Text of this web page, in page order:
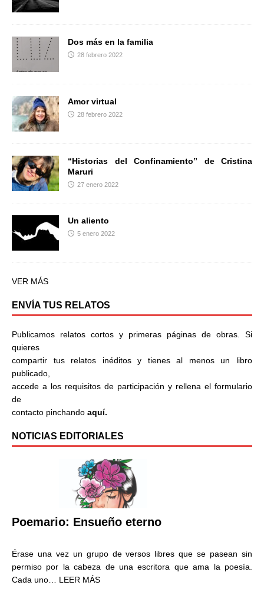
Dos más en la familia
28 febrero 2022
Amor virtual
28 febrero 2022
“Historias del Confinamiento” de Cristina
Maruri
27 enero 2022
Un aliento
5 enero 2022
VER MÁS
ENVÍA TUS RELATOS
Publicamos relatos cortos y primeras páginas de obras. Si
quieres
compartir tus relatos inéditos y tienes al menos un libro
publicado,
accede a los requisitos de participación y rellena el formulario
de
contacto pinchando aquí.
NOTICIAS EDITORIALES
Poemario: Ensueño eterno
Érase una vez un grupo de versos libres que se pasean sin
permiso por la cabeza de una escritora que ama la poesía.
Cada uno… LEER MÁS